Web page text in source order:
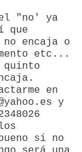
el "no' ya
que
encaja o
etc...
en
y
si no